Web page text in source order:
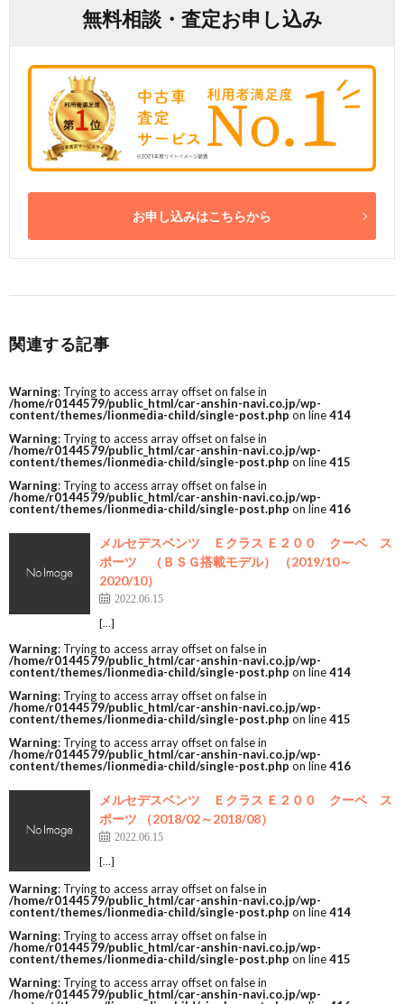
無料相談・査定お申し込み
お申し込みはこちらから
関連する記事
Warning: Trying to access array offset on false in
/home/r0144579/public_html/car-anshin-navi.co.jp/wp-
content/themes/lionmedia-child/single-post.php on line414
Warning: Trying to access array offset on false in
/home/r0144579/public_html/car-anshin-navi.co.jp/wp-
content/themes/lionmedia-child/single-post.php on line415
Warning: Trying to access array offset on false in
/home/r0144579/public_html/car-anshin-navi.co.jp/wp-
content/themes/lionmedia-child/single-post.php on line416
メルセデスベンツ Ｅクラス Ｅ２００ クーペ ス
ポーツ （ＢＳＧ搭載モデル） （2019/10～
2020/10）
2022.06.15
[…]
Warning: Trying to access array offset on false in
/home/r0144579/public_html/car-anshin-navi.co.jp/wp-
content/themes/lionmedia-child/single-post.php on line414
Warning: Trying to access array offset on false in
/home/r0144579/public_html/car-anshin-navi.co.jp/wp-
content/themes/lionmedia-child/single-post.php on line415
Warning: Trying to access array offset on false in
/home/r0144579/public_html/car-anshin-navi.co.jp/wp-
content/themes/lionmedia-child/single-post.php on line416
メルセデスベンツ Ｅクラス Ｅ２００ クーペ ス
ポーツ （2018/02～2018/08）
2022.06.15
[…]
Warning: Trying to access array offset on false in
/home/r0144579/public_html/car-anshin-navi.co.jp/wp-
content/themes/lionmedia-child/single-post.php on line414
Warning: Trying to access array offset on false in
/home/r0144579/public_html/car-anshin-navi.co.jp/wp-
content/themes/lionmedia-child/single-post.php on line415
Warning: Trying to access array offset on false in
/home/r0144579/public_html/car-anshin-navi.co.jp/wp-